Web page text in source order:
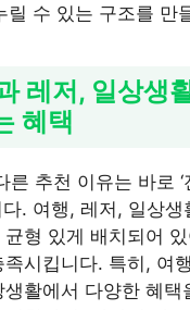
릴 수 있는 구조를 만
레저, 일상생
혜택
른 추천 이유는 바로
다. 여행, 레저, 일상
형 있게 배치되어
시킵니다. 특히, 여
생활에서 다양한 혜택